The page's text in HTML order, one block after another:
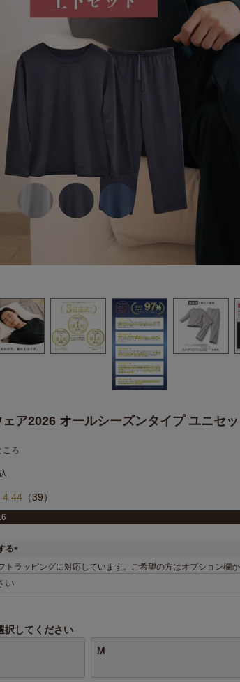
ア2026 オールシーズンタイプ ユニセ
ころ
4.44 （39）
る
(
必
トラッピングに対応しています。ご希望の方はオプション欄か
択してください
M